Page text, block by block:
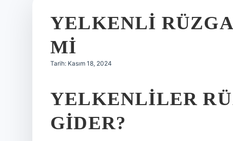
YELKENLI
MI
Tarih: Kasım 18, 2024
YELKENLILER
GIDER?